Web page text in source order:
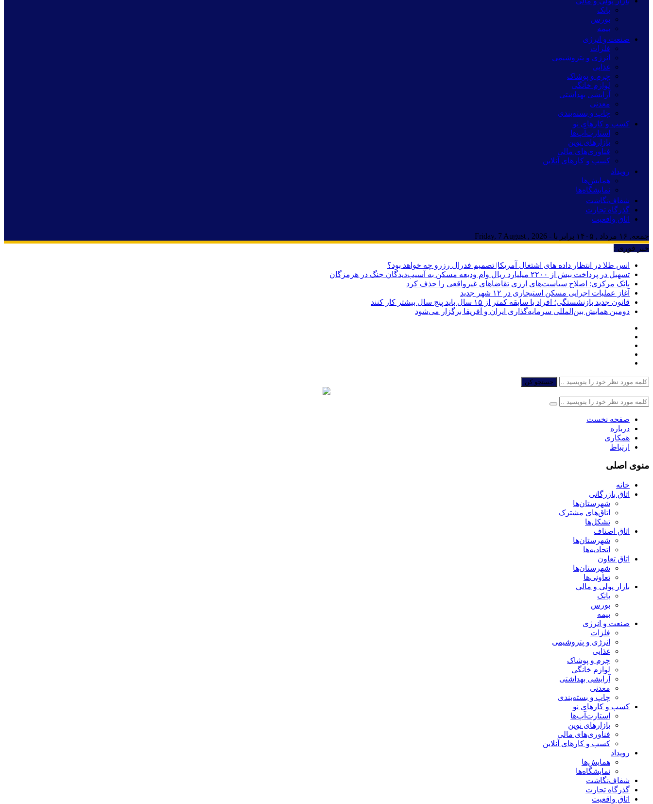
بانک
بورس
بیمه
صنعت و انرژی
فلزات
انرژی و پتروشیمی
غذایی
چرم و پوشاک
لوازم خانگی
آرایشی بهداشتی
معدنی
چاپ و بسته‌بندی
کسب و کارهای نو
استارت‌آپ‌ها
بازارهای نوین
فناوری‌های مالی
کسب و کارهای آنلاین
رویداد
همایش‌ها
نمایشگاه‌ها
شفاف‌نگاشت
گذرگاه تجارت
اتاق واقعیت
جمعه, ۱۶ مرداد , ۱۴۰۵ برابر با - Friday, 7 August , 2026
خبر فوری :
انس طلا در انتظار داده های اشتغال آمریکا| تصمیم فدرال رزرو چه خواهد بود؟
تسهیل در پرداخت بیش از ۲۲۰۰ میلیارد ریال وام ودیعه مسکن به آسیب‌دیدگان جنگ در هرمزگان
بانک مرکزی: اصلاح سیاست‌های ارزی تقاضاهای غیرواقعی را حذف کرد
آغاز عملیات اجرایی مسکن استیجاری در ۱۲ شهر جدید
قانون جدید بازنشستگی؛ افراد با سابقه کمتر از ۱۵ سال باید پنج سال بیشتر کار کنند
دومین همایش بین‌المللی سرمایه‌گذاری ایران و آفریقا برگزار می‌شود
جستجو کن
صفحه نخست
درباره
همکاری
ارتباط
منوی اصلی
خانه
اتاق بازرگانی
شهرستان‌ها
اتاق‌های مشترک
تشکل‌ها
اتاق اصناف
شهرستان‌ها
اتحادیه‌ها
اتاق تعاون
شهرستان‌ها
تعاونی‌ها
بازار پولی و مالی
بانک
بورس
بیمه
صنعت و انرژی
فلزات
انرژی و پتروشیمی
غذایی
چرم و پوشاک
لوازم خانگی
آرایشی بهداشتی
معدنی
چاپ و بسته‌بندی
کسب و کارهای نو
استارت‌آپ‌ها
بازارهای نوین
فناوری‌های مالی
کسب و کارهای آنلاین
رویداد
همایش‌ها
نمایشگاه‌ها
شفاف‌نگاشت
گذرگاه تجارت
اتاق واقعیت